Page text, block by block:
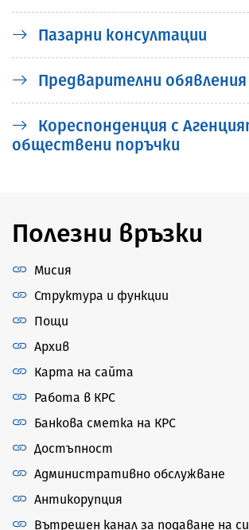
Пазарни консултации
Предварителни обявления
Кореспонденция с
обществени поръчки
Полезни връзки
Мисия
Структура и функции
Пощи
Архив
Карта на сайта
Работа в КРС
Банкова сметка на КРС
Достъпност
Административно обслужване
Антикорупция
Вътрешен канал за подаване на